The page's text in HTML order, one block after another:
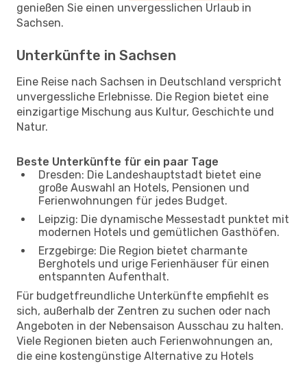
genießen Sie einen unvergesslichen Urlaub in
Sachsen.
Unterkünfte in Sachsen
Eine Reise nach Sachsen in Deutschland verspricht
unvergessliche Erlebnisse. Die Region bietet eine
einzigartige Mischung aus Kultur, Geschichte und
Natur.
Beste Unterkünfte für ein paar Tage
Dresden: Die Landeshauptstadt bietet eine
große Auswahl an Hotels, Pensionen und
Ferienwohnungen für jedes Budget.
Leipzig: Die dynamische Messestadt punktet mit
modernen Hotels und gemütlichen Gasthöfen.
Erzgebirge: Die Region bietet charmante
Berghotels und urige Ferienhäuser für einen
entspannten Aufenthalt.
Für budgetfreundliche Unterkünfte empfiehlt es
sich, außerhalb der Zentren zu suchen oder nach
Angeboten in der Nebensaison Ausschau zu halten.
Viele Regionen bieten auch Ferienwohnungen an,
die eine kostengünstige Alternative zu Hotels